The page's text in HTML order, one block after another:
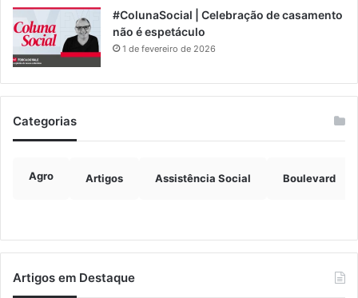
#ColunaSocial | Celebração de casamento
não é espetáculo
1 de fevereiro de 2026
Categorias
Agro Artigos Assistência Social Boulevard
Artigos em Destaque